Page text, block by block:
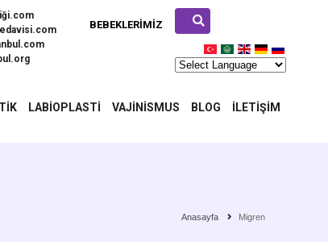
BEBEKLERIMIZ
LABIOPLASTI VAJINISMUS BLOG İLETIŞIM
Anasayfa Migren